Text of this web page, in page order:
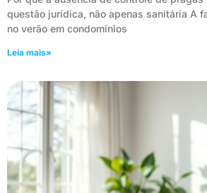
questão jurídica, não apenas sanitária A
no verão em condomínios
Leia mais»